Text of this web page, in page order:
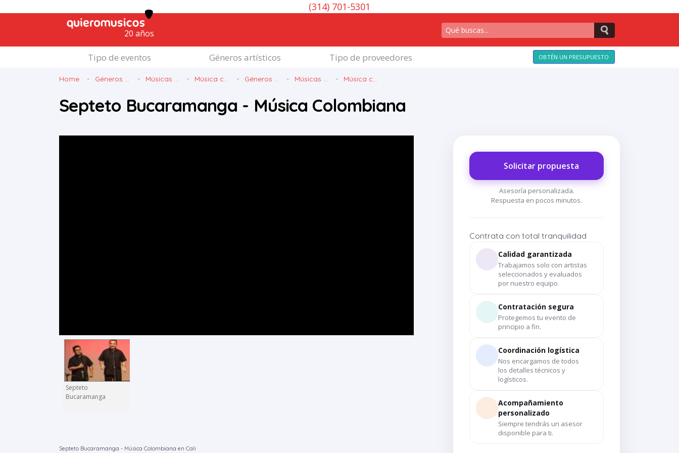
(314) 701-5301
20 años
Tipo de eventos Géneros artísticos Tipo de proveedores OBTÉN UN PRESUPUESTO
Home Géneros ... Músicas ... Música c... Géneros ... Músicas ... Música c...
Septeto Bucaramanga - Música Colombiana
Septeto
Bucaramanga
Solicitar propuesta
Asesoría personalizada.
Respuesta en pocos minutos.
Contrata con total tranquilidad
Calidad garantizada
Trabajamos solo con artistas
seleccionados y evaluados
por nuestro equipo.
Contratación segura
Protegemos tu evento de
principio a fin.
Coordinación logística
Nos encargamos de todos
los detalles técnicos y
logísticos.
Acompañamiento
personalizado
Siempre tendrás un asesor
disponible para ti.
Septeto Bucaramanga - Música Colombiana en Cali